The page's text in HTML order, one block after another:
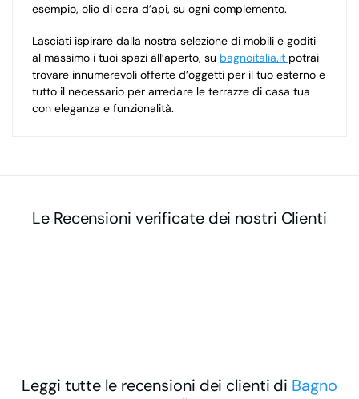
esempio, olio di cera d’api, su ogni complemento.
Lasciati ispirare dalla nostra selezione di mobili e goditi
al massimo i tuoi spazi all’aperto, su bagnoitalia.it potrai
trovare innumerevoli offerte d’oggetti per il tuo esterno e
tutto il necessario per arredare le terrazze di casa tua
con eleganza e funzionalità.
Le Recensioni verificate dei nostri Clienti
Leggi tutte le recensioni dei clienti di Bagno